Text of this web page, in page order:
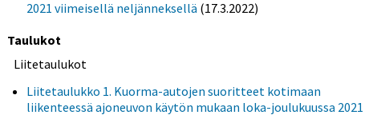
2021 viimeisellä neljänneksellä (17.3.2022)
Taulukot
Liitetaulukot
Liitetaulukko 1. Kuorma-autojen suoritteet kotimaan
liikenteessä ajoneuvon käytön mukaan loka-joulukuussa 2021